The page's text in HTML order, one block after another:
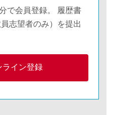
で会員登録。 履歴書
志望者のみ）を提出
ライン登録